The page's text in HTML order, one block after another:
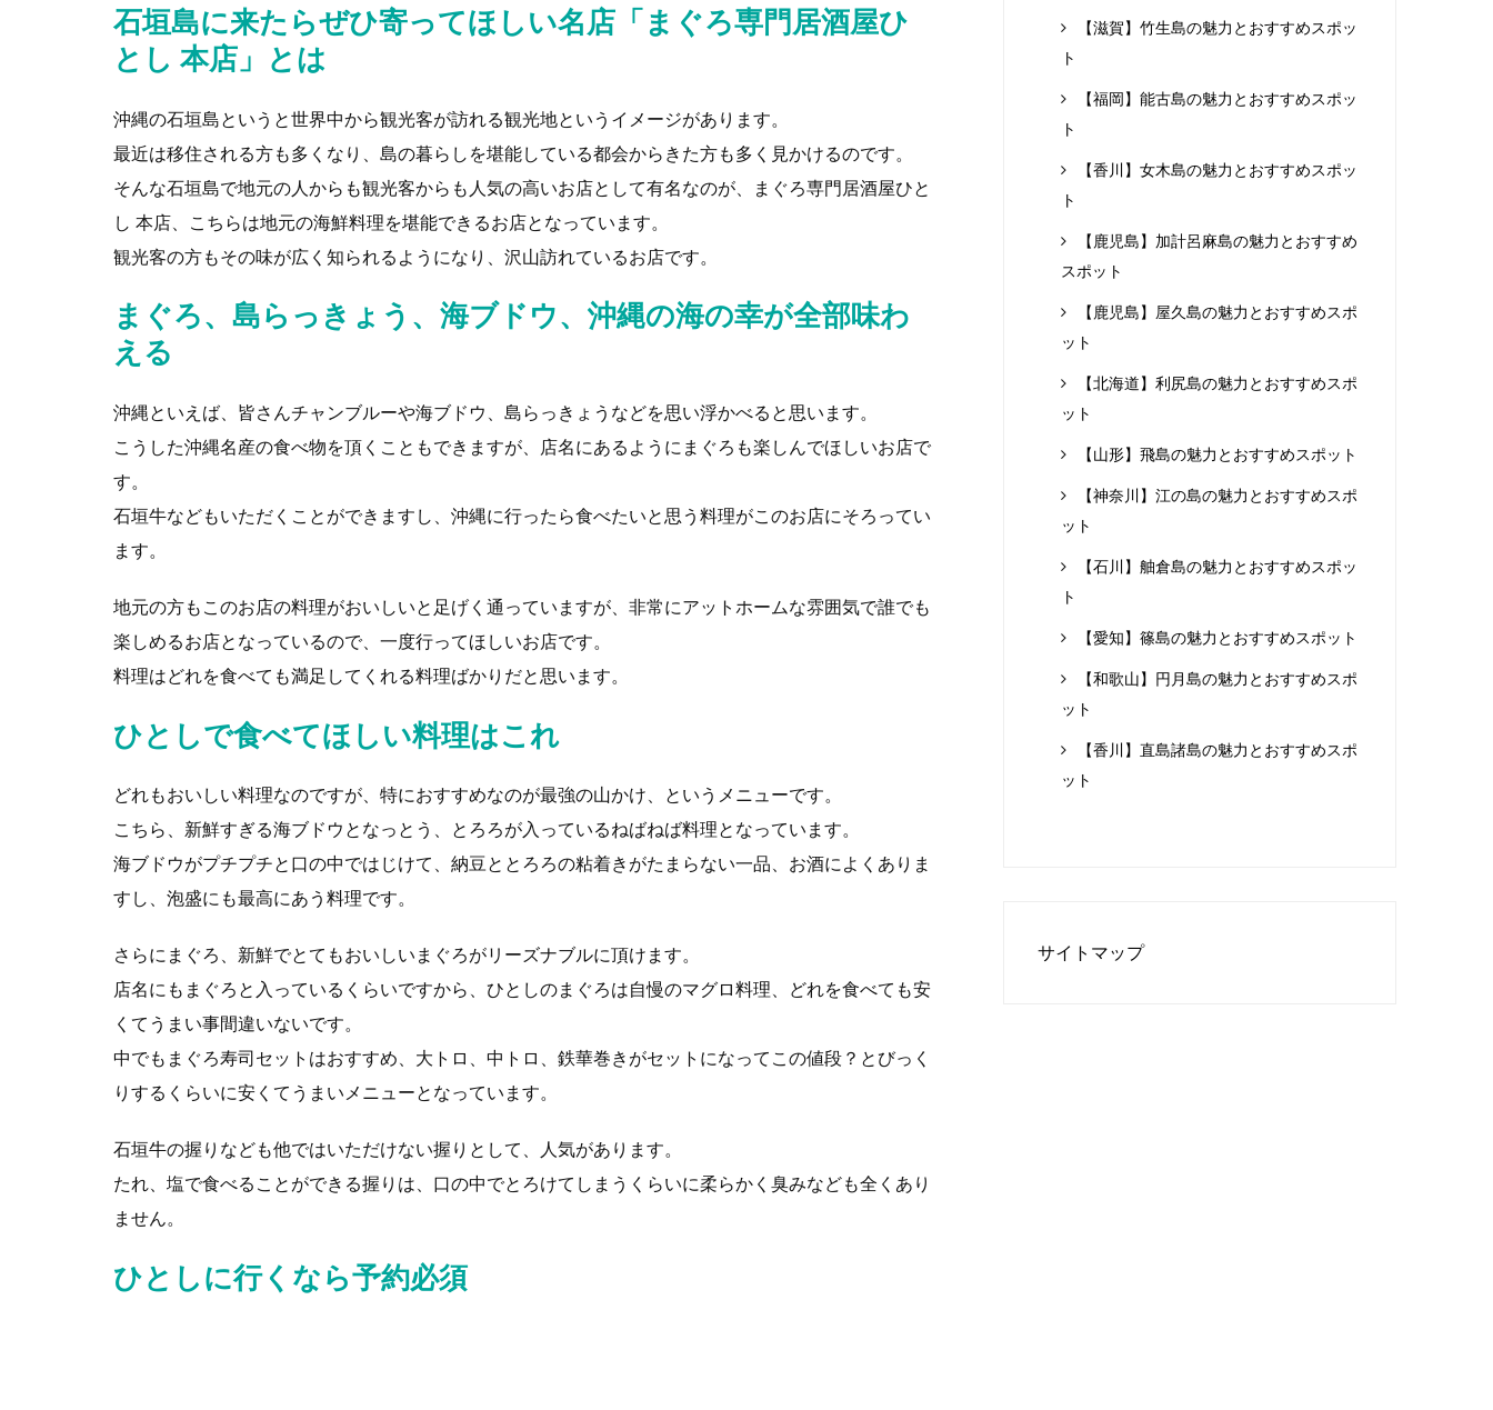
石垣島に来たらぜひ寄ってほしい名店「まぐろ専門居酒屋ひ
とし 本店」とは
沖縄の石垣島というと世界中から観光客が訪れる観光地というイメージがあります。
最近は移住される方も多くなり、島の暮らしを堪能している都会からきた方も多く見かけるのです。
そんな石垣島で地元の人からも観光客からも人気の高いお店として有名なのが、まぐろ専門居酒屋ひと
し 本店、こちらは地元の海鮮料理を堪能できるお店となっています。
観光客の方もその味が広く知られるようになり、沢山訪れているお店です。
まぐろ、島らっきょう、海ブドウ、沖縄の海の幸が全部味わ
える
沖縄といえば、皆さんチャンブルーや海ブドウ、島らっきょうなどを思い浮かべると思います。
こうした沖縄名産の食べ物を頂くこともできますが、店名にあるようにまぐろも楽しんでほしいお店で
す。
石垣牛などもいただくことができますし、沖縄に行ったら食べたいと思う料理がこのお店にそろってい
ます。
地元の方もこのお店の料理がおいしいと足げく通っていますが、非常にアットホームな雰囲気で誰でも
楽しめるお店となっているので、一度行ってほしいお店です。
料理はどれを食べても満足してくれる料理ばかりだと思います。
ひとしで食べてほしい料理はこれ
どれもおいしい料理なのですが、特におすすめなのが最強の山かけ、というメニューです。
こちら、新鮮すぎる海ブドウとなっとう、とろろが入っているねばねば料理となっています。
海ブドウがプチプチと口の中ではじけて、納豆ととろろの粘着きがたまらない一品、お酒によくありま
すし、泡盛にも最高にあう料理です。
さらにまぐろ、新鮮でとてもおいしいまぐろがリーズナブルに頂けます。
店名にもまぐろと入っているくらいですから、ひとしのまぐろは自慢のマグロ料理、どれを食べても安
くてうまい事間違いないです。
中でもまぐろ寿司セットはおすすめ、大トロ、中トロ、鉄華巻きがセットになってこの値段？とびっく
りするくらいに安くてうまいメニューとなっています。
石垣牛の握りなども他ではいただけない握りとして、人気があります。
たれ、塩で食べることができる握りは、口の中でとろけてしまうくらいに柔らかく臭みなども全くあり
ません。
ひとしに行くなら予約必須
【滋賀】竹生島の魅力とおすすめスポッ
ト
【福岡】能古島の魅力とおすすめスポッ
ト
【香川】女木島の魅力とおすすめスポッ
ト
【鹿児島】加計呂麻島の魅力とおすすめ
スポット
【鹿児島】屋久島の魅力とおすすめスポ
ット
【北海道】利尻島の魅力とおすすめスポ
ット
【山形】飛島の魅力とおすすめスポット
【神奈川】江の島の魅力とおすすめスポ
ット
【石川】舳倉島の魅力とおすすめスポッ
ト
【愛知】篠島の魅力とおすすめスポット
【和歌山】円月島の魅力とおすすめスポ
ット
【香川】直島諸島の魅力とおすすめスポ
ット
サイトマップ